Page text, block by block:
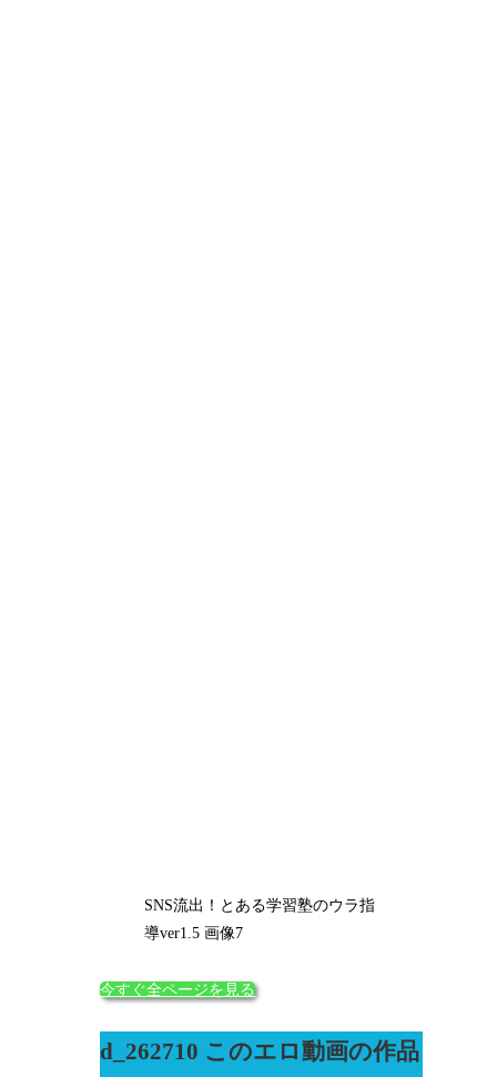
SNS流出！とある学習塾のウラ指
導ver1.5 画像7
今すぐ全ページを見る
d_262710 このエロ動画の作品